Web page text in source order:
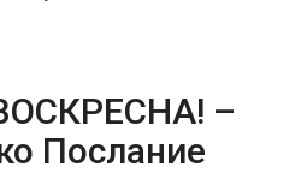
–
Послание